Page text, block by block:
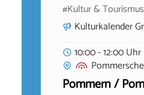
#Kultur &
Kulturkalender
10:00 - 12:00 Uhr
Pommern /